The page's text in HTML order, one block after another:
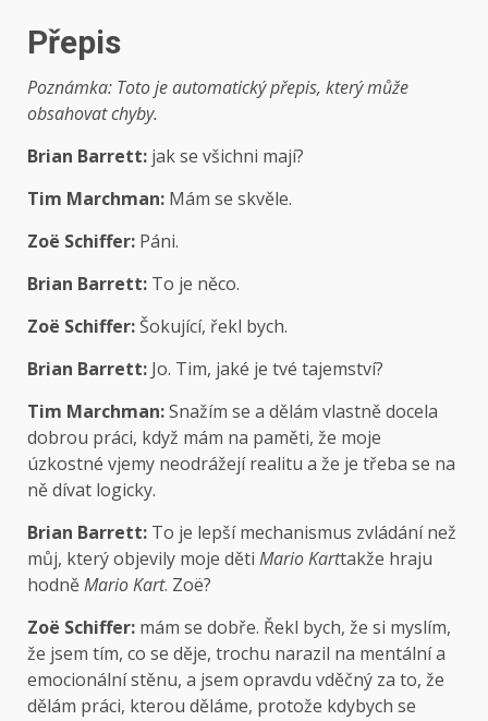
Přepis
Poznámka: Toto je automatický přepis, který může
obsahovat chyby.
Brian Barrett: jak se všichni mají?
Tim Marchman: Mám se skvěle.
Zoë Schiffer: Páni.
Brian Barrett: To je něco.
Zoë Schiffer: Šokující, řekl bych.
Brian Barrett: Jo. Tim, jaké je tvé tajemství?
Tim Marchman:Snažím se a dělám vlastně docela
dobrou práci, když mám na paměti, že moje
úzkostné vjemy neodrážejí realitu a že je třeba se na
ně dívat logicky.
Brian Barrett: To je lepší mechanismus zvládání než
můj, který objevily moje děti Mario Karttakže hraju
hodněMario Kart. Zoë?
Zoë Schiffer: mám se dobře. Řekl bych, že si myslím,
že jsem tím, co se děje, trochu narazil na mentální a
emocionální stěnu, a jsem opravdu vděčný za to, že
dělám práci, kterou děláme, protože kdybych se